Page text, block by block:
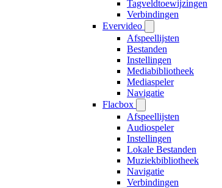
Tagveldtoewijzingen
Verbindingen
Evervideo
Afspeellijsten
Bestanden
Instellingen
Mediabibliotheek
Mediaspeler
Navigatie
Flacbox
Afspeellijsten
Audiospeler
Instellingen
Lokale Bestanden
Muziekbibliotheek
Navigatie
Verbindingen